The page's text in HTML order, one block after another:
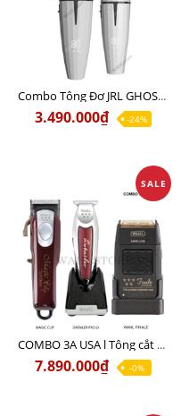
Combo Tông Đơ JRL GHOST 1 Limited Edition Chính Hãng USA
3.490.000₫ -24%
SALE
COMBO 3A USA l Tông cắt MAGIC + Tông viền DETAILER PRO LI + Cạo khô FINALE
7.890.000₫ -0%